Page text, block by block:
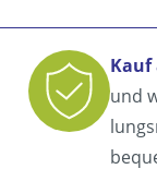
Kauf
und